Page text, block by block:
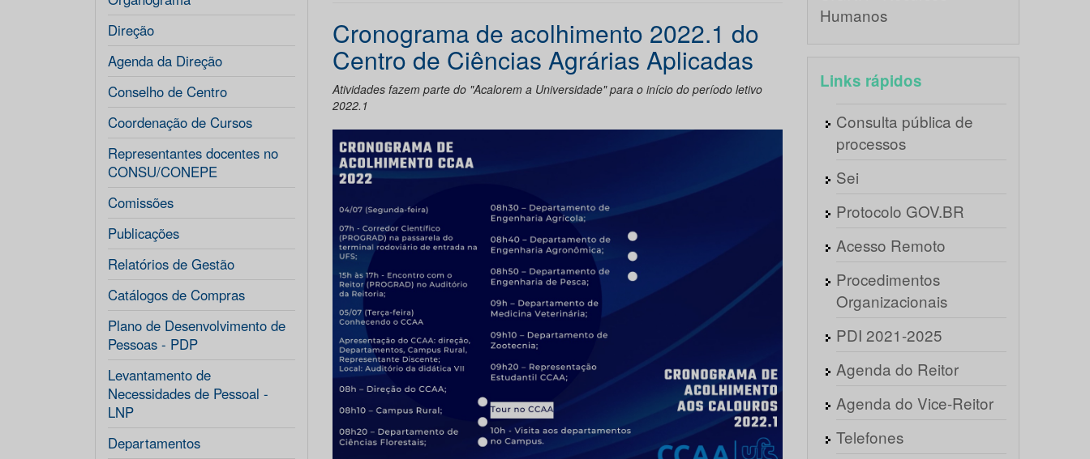
Direção
Agenda da Direção
Conselho de Centro
Coordenação de Cursos
Representantes docentes no
CONSU/CONEPE
Comissões
Publicações
Relatórios de Gestão
Catálogos de Compras
Plano de Desenvolvimento de
Pessoas - PDP
Levantamento de
Necessidades de Pessoal -
LNP
Departamentos
Cronograma de acolhimento 2022.1 do
Centro de Ciências Agrárias Aplicadas
Atividades fazem parte do "Acalorem a Universidade" para o início do período letivo
2022.1
Humanos
Links rápidos
Consulta pública de
processos
Sei
Protocolo GOV.BR
Acesso Remoto
Procedimentos
Organizacionais
PDI 2021-2025
Agenda do Reitor
Agenda do Vice-Reitor
Telefones